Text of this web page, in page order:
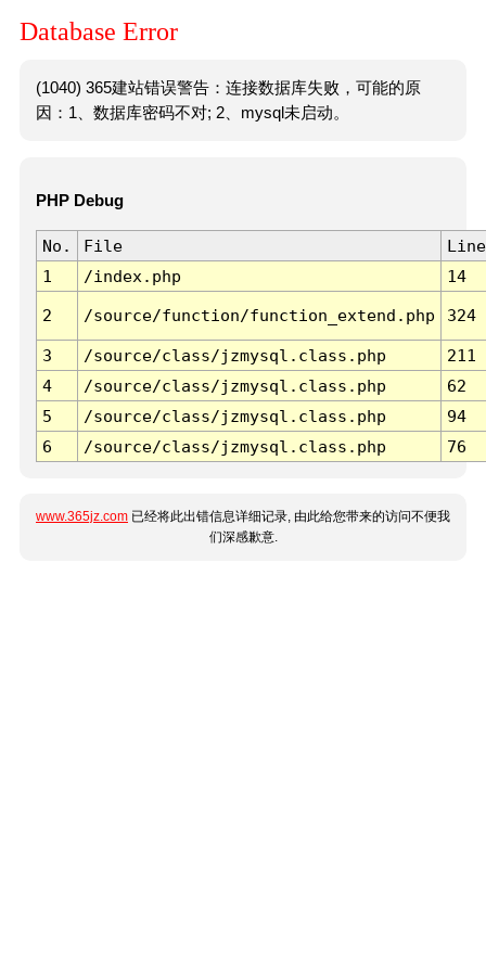
Database Error
(1040) 365建站错误警告：连接数据库失败，可能的原
因：1、数据库密码不对; 2、mysql未启动。
PHP Debug
No. File
Line
1
/index.php 14
2 /source/function/function_extend.php 324
3 /source/class/jzmysql.class.php
211
4
/source/class/jzmysql.class.php
62
5
/source/class/jzmysql.class.php
94
6
/source/class/jzmysql.class.php 76
www.365jz.com 已经将此出错信息详细记录, 由此给您带来的访问不便我
们深感歉意.